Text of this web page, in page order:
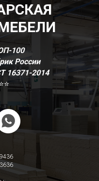
100
России
16371-2014